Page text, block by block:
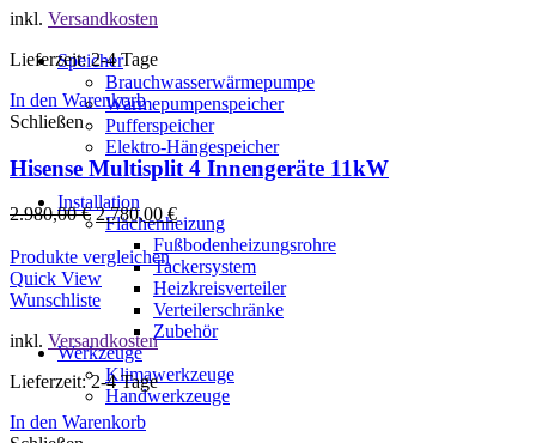
Speicher
Brauchwasserwärmepumpe
Wärmepumpenspeicher
Pufferspeicher
Elektro-Hängespeicher
Installation
Flächenheizung
Fußbodenheizungsrohre
Tackersystem
Heizkreisverteiler
Verteilerschränke
Zubehör
Werkzeuge
Klimawerkzeuge
Handwerkzeuge
inkl. Versandkosten
Lieferzeit: 2-4 Tage
In den Warenkorb
Schließen
Hisense Multisplit 4 Innengeräte 11kW
2.980,00€ 2.780,00€
Produkte vergleichen
Quick View
Wunschliste
inkl. Versandkosten
Lieferzeit: 2-4 Tage
In den Warenkorb